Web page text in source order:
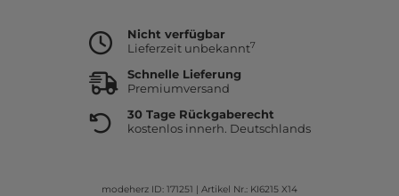
Nicht verfügbar
Lieferzeit unbekannt7
Schnelle Lieferung
Premiumversand
30 Tage Rückgaberecht
kostenlos innerh. Deutschlands
modeherz ID: 171251 | Artikel Nr.: KI6215 X14